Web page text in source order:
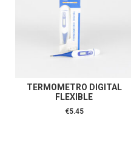
TERMOMETRO DIGITAL
FLEXIBLE
€5.45